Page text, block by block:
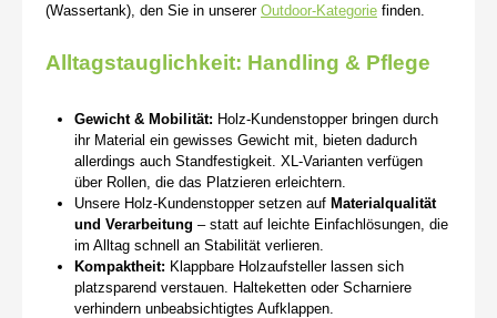
(Wassertank), den Sie in unserer Outdoor-Kategorie finden.
Alltagstauglichkeit: Handling & Pflege
Gewicht & Mobilität: Holz-Kundenstopper bringen durch
ihr Material ein gewisses Gewicht mit, bieten dadurch
allerdings auch Standfestigkeit. XL-Varianten verfügen
über Rollen, die das Platzieren erleichtern.
Unsere Holz-Kundenstopper setzen auf Materialqualität
und Verarbeitung – statt auf leichte Einfachlösungen, die
im Alltag schnell an Stabilität verlieren.
Kompaktheit: Klappbare Holzaufsteller lassen sich
platzsparend verstauen. Halteketten oder Scharniere
verhindern unbeabsichtigtes Aufklappen.